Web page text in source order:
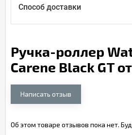
Способ доставки
Ручка-роллер
Carene Black GT
Написать отзыв
Об этом товаре отзывов пока нет.